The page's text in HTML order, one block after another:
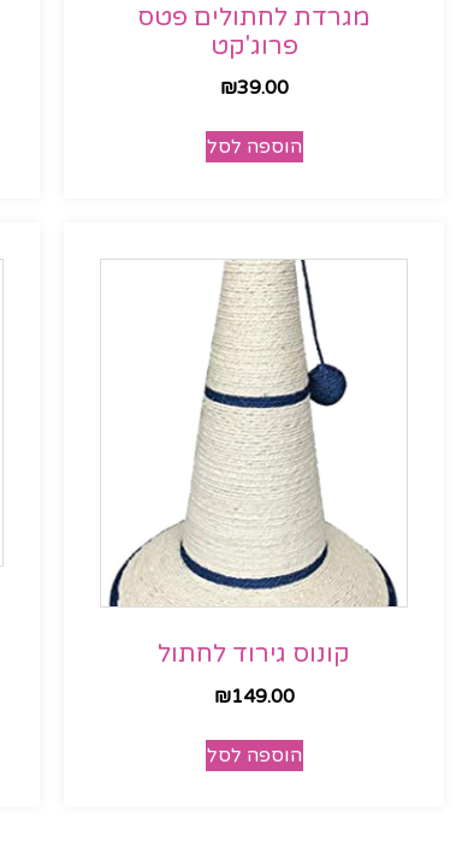
מגרדת לחתולים פטס
פרוג'קט
₪39.00
הוספה לסל
קונוס גירוד לחתול
₪149.00
הוספה לסל